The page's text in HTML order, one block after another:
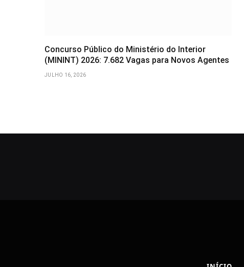
Concurso Público do Ministério do Interior
(MININT) 2026: 7.682 Vagas para Novos Agentes
JULHO 16, 2026